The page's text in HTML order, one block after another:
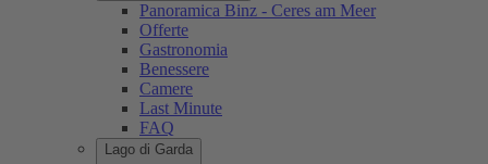
Panoramica Binz - Ceres am Meer
Offerte
Gastronomia
Benessere
Camere
Last Minute
FAQ
Lago di Garda